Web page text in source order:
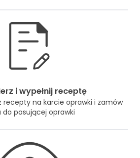
i wypełnij receptę
recepty na karcie oprawki i zamów
do pasującej oprawki